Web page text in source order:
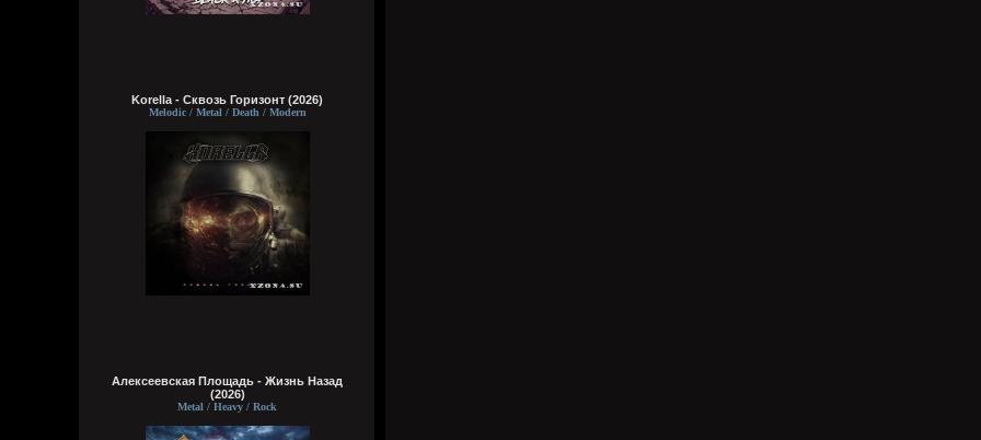
Korella - Сквозь Горизонт (2026)
Melodic / Metal / Death / Modern
Алексеевская Площадь - Жизнь Назад
(2026)
Metal / Heavy / Rock